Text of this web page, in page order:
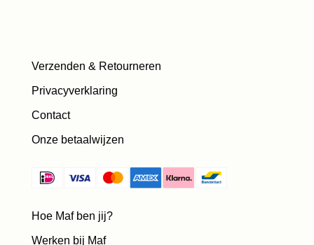
Verzenden & Retourneren
Privacyverklaring
Contact
Onze betaalwijzen
Hoe Maf ben jij?
Werken bij Maf